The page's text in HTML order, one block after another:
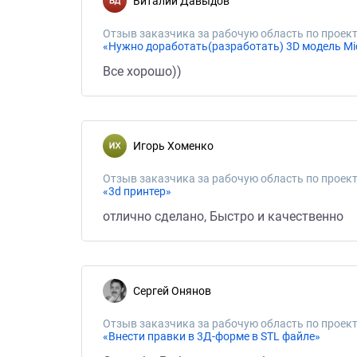
Отзыв заказчика за рабочую область по
«Нужно доработать(разработать) 3D модель
Все хорошо))
Игорь Хоменко
Отзыв заказчика за рабочую область по
«3d принтер»
отлично сделано, Быстро и качественно
Сергей Онянов
Отзыв заказчика за рабочую область по
«Внести правки в 3Д-форме в STL файле»